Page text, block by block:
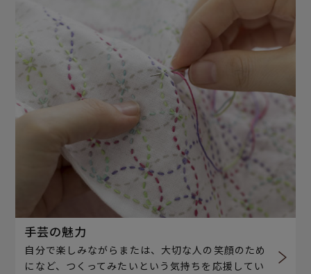
手芸の魅力
自分で楽しみながらまたは、大切な人の笑顔のため
になど、つくってみたいという気持ちを応援してい